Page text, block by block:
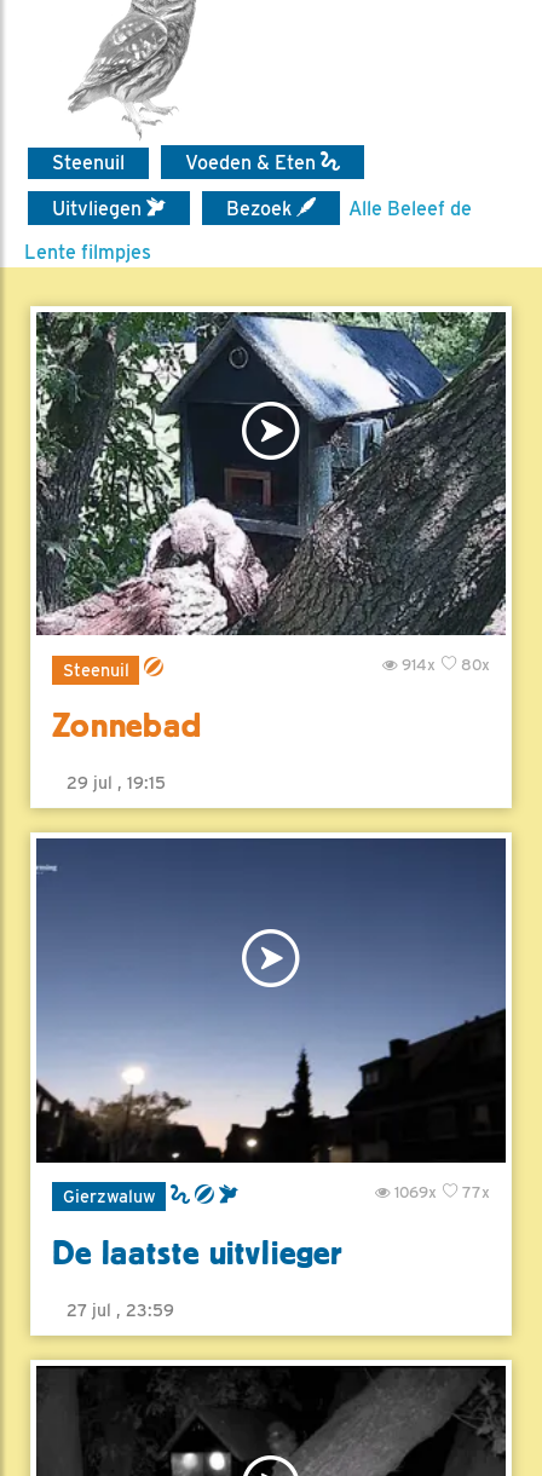
Steenuil
Voeden & Eten
Uitvliegen
Bezoek
Alle Beleef de
Lente filmpjes
Steenuil 80x
914x
Zonnebad
29 jul , 19:15
Gierzwaluw 77x
1069x
De laatste uitvlieger
27 jul , 23:59